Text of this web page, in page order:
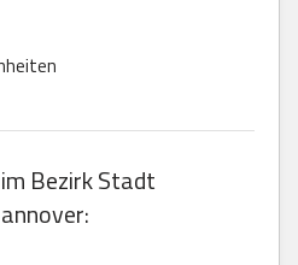
Bezirk Stadt